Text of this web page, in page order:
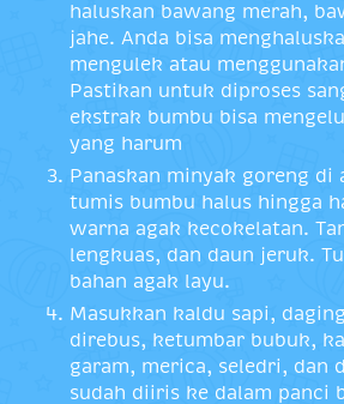
haluskan bawang merah,
jahe. Anda bisa
mengulek atau
Pastikan untuk diproses
ekstrak bumbu bisa
yang harum
Panaskan minyak goreng di
tumis bumbu halus hingga
warna agak kecokelatan.
lengkuas, dan daun jeruk.
bahan agak layu.
Masukkan kaldu sapi,
direbus, ketumbar bubuk,
garam, merica, seledri, dan
sudah diiris ke dalam panci